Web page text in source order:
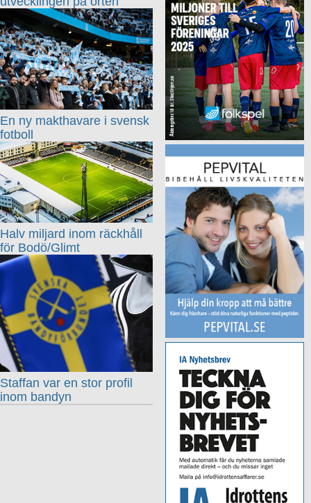
En ny makthavare i svensk
fotboll
Halv miljard inom räckhåll
för Bodö/Glimt
Staffan var en stor profil
inom bandyn